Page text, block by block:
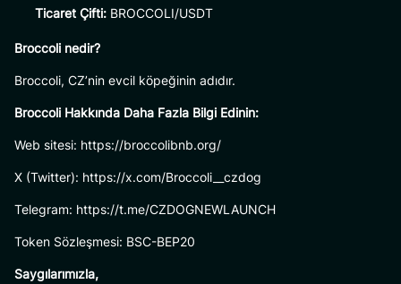
Ticaret Çifti: BROCCOLI/USDT
Broccoli nedir?
Broccoli, CZ’nin evcil köpeğinin adıdır.
Broccoli Hakkında Daha Fazla Bilgi Edinin:
Web sitesi: https://broccolibnb.org/
X (Twitter): https://x.com/Broccoli__czdog
Telegram: https://t.me/CZDOGNEWLAUNCH
Token Sözleşmesi: BSC-BEP20
Saygılarımızla,